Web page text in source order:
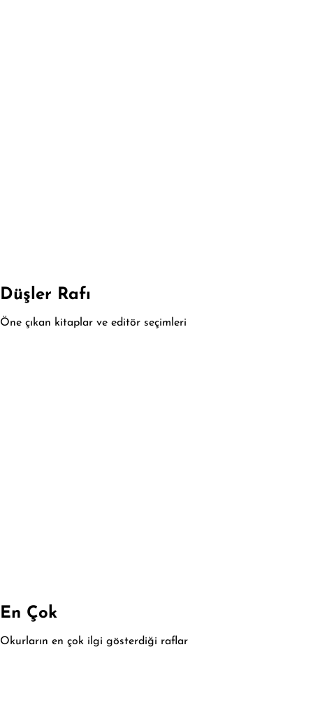
Düşler Rafı
Öne çıkan kitaplar ve editör seçimleri
En Çok
Okurların en çok ilgi gösterdiği raflar